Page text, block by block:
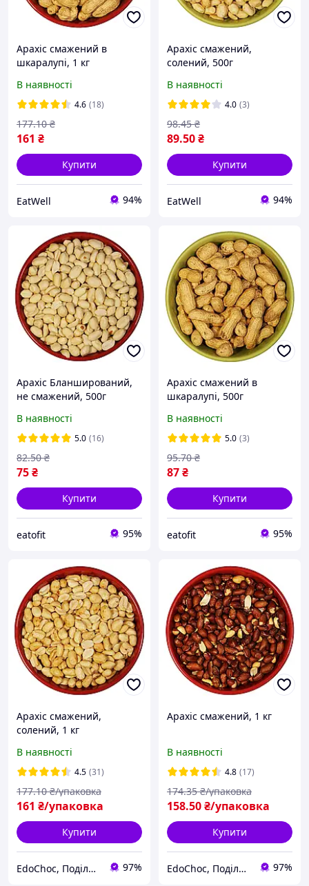
Арахіс смажений в
шкаралупі, 1 кг
В наявності
4.6 (18)
161 ₴
177.10 ₴
Купити
EatWell 94%
Арахіс смажений,
солений, 500г
В наявності
4.0 (3)
89.50₴
98.45 ₴
Купити
EatWell 94%
Арахіс Бланширований,
не смажений, 500г
В наявності
5.0 (16)
75₴
82.50 ₴
Купити
eatofit 95%
Арахіс смажений в
шкаралупі, 500г
В наявності
5.0 (3)
87₴
95.70 ₴
Купити
eatofit 95%
Арахіс смажений,
солений, 1 кг
В наявності
4.5 (31)
161 ₴/упаковка
177.10 ₴/упаковка
Купити
EdoСhoc, Поділись Любов'ю! 97%
Арахіс смажений, 1 кг
В наявності
4.8 (17)
158.50₴/упаковка
174.35 ₴/упаковка
Купити
EdoСhoc, Поділись Любов'ю! 97%